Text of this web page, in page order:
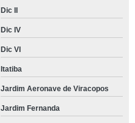
Dic II
Dic IV
Dic VI
Itatiba
Jardim Aeronave de Viracopos
Jardim Fernanda